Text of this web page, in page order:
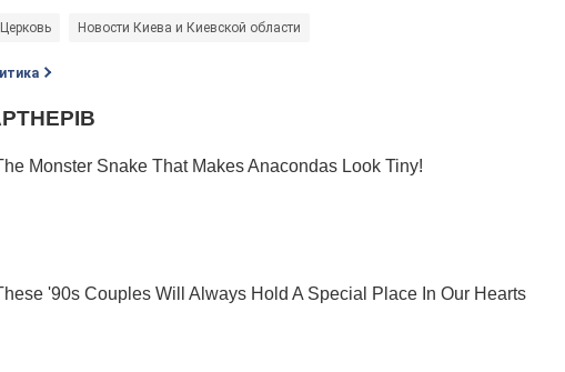
Новости Киева и Киевской области